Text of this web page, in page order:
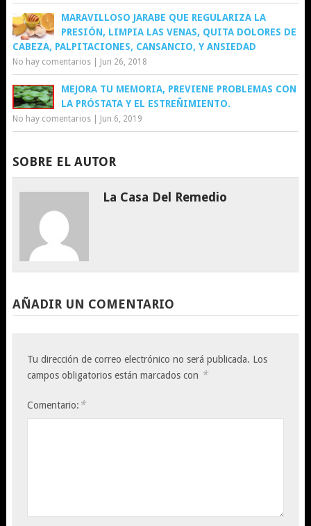
MARAVILLOSO JARABE QUE REGULARIZA LA
PRESIÓN, LIMPIA LAS VENAS, QUITA DOLORES DE
CABEZA, PALPITACIONES, CANSANCIO, Y ANSIEDAD
No hay comentarios| Jun 26, 2018
MEJORA TU MEMORIA, PREVIENE PROBLEMAS CON
LA PRÓSTATA Y EL ESTREÑIMIENTO.
No hay comentarios| Jun 6, 2019
SOBRE EL AUTOR
La Casa Del Remedio
AÑADIR UN COMENTARIO
Tu dirección de correo electrónico no será publicada. Los
campos obligatorios están marcados con *
Comentario: *